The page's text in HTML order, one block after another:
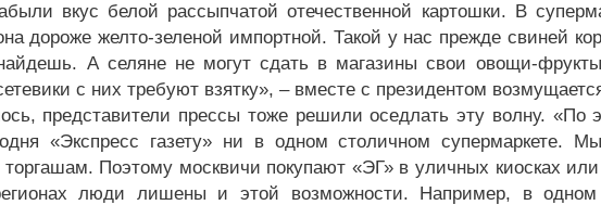
вкус белой рассыпчатой отечественной картошки. В
дороже желто-зеленой импортной. Такой у нас прежде свиней
А селяне не могут сдать в магазины свои овощи-
с них требуют взятку», – вместе с президентом
представители прессы тоже решили оседлать эту волну.
«Экспресс газету» ни в одном столичном супермаркете.
Поэтому москвичи покупают «ЭГ» в уличных киосках
люди лишены и этой возможности. Например, в одном